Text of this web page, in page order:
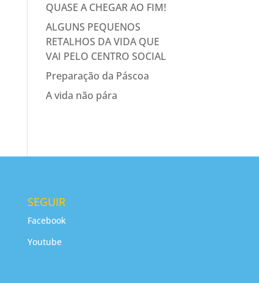
QUASE A CHEGAR AO FIM!
ALGUNS PEQUENOS
RETALHOS DA VIDA QUE
VAI PELO CENTRO SOCIAL
Preparação da Páscoa
A vida não pára
SEGUIR
Facebook
Youtube